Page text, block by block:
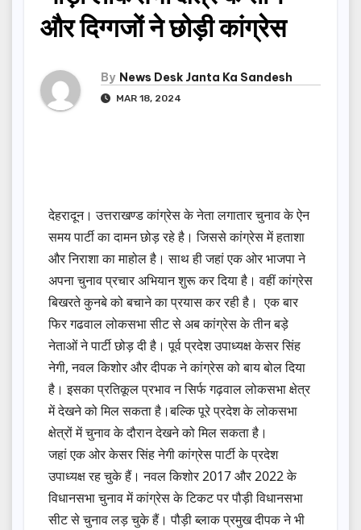
और दिग्गजों ने छोड़ी कांग्रेस
By News Desk Janta Ka Sandesh
MAR 18, 2024
देहरादून। उत्तराखण्ड कांग्रेस के नेता लगातार चुनाव के ऐन
समय पार्टी का दामन छोड़ रहे है। जिससे कांग्रेस में हताशा
और निराशा का माहोल है। साथ ही जहां एक ओर भाजपा ने
अपना चुनाव प्रचार अभियान शुरू कर दिया है। वहीं कांग्रेस
बिखरते कुनबे को बचाने का प्रयास कर रही है। एक बार
फिर गढवाल लोकसभा सीट से अब कांग्रेस के तीन बड़े
नेताओं ने पार्टी छोड़ दी है। पूर्व प्रदेश उपाध्यक्ष केसर सिंह
नेगी, नवल किशोर और दीपक ने कांग्रेस को बाय बोल दिया
है। इसका प्रतिकूल प्रभाव न सिर्फ गढ़वाल लोकसभा क्षेत्र
में देखने को मिल सकता है।बल्कि पूरे प्रदेश के लोकसभा
क्षेत्रों में चुनाव के दौरान देखने को मिल सकता है।
जहां एक ओर केसर सिंह नेगी कांग्रेस पार्टी के प्रदेश
उपाध्यक्ष रह चुके हैं। नवल किशोर 2017 और 2022 के
विधानसभा चुनाव में कांग्रेस के टिकट पर पौड़ी विधानसभा
सीट से चुनाव लड़ चुके हैं। पौड़ी ब्लाक प्रमुख दीपक ने भी